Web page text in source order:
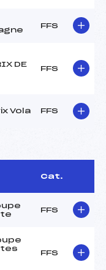
FFS
DE
FFS
Vola FFS
Cat.
FFS
FFS